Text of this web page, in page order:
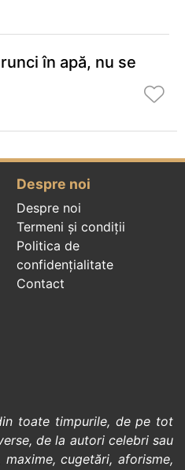
în apă, nu se
Despre noi
Despre noi
Termeni și condiții
Politica de
confidenţialitate
Contact
toate timpurile, de pe tot
de la autori celebrisau
maxime,cugetări,aforisme,